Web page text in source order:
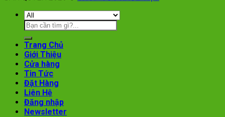
Trang Chủ
Giới Thiệu
Cửa hàng
Tin Tức
Đặt Hàng
Liên Hệ
Đăng nhập
Newsletter